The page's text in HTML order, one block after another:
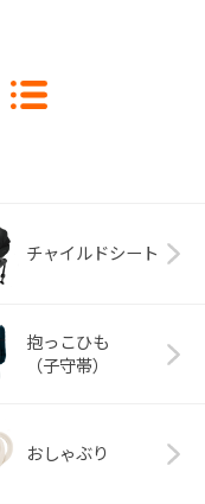
チャイルドシート
抱っこひも
（子守帯）
おしゃぶり